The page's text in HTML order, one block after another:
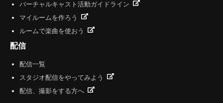
バーチャルキャスト活動ガイドライン
マイルームを作ろう
ルームで楽曲を使おう
配信
配信一覧
スタジオ配信をやってみよう
配信、撮影をする方へ